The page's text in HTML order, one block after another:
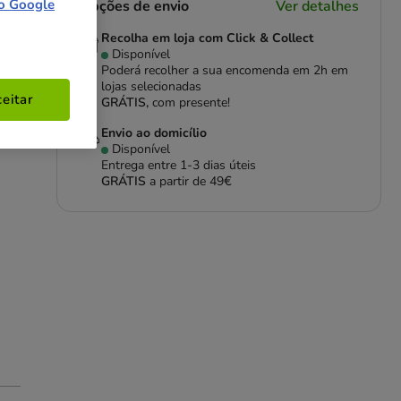
Opções de envio Ver detalhes
Recolha em loja com Click & Collect
Disponível
Poderá recolher a sua encomenda em 2h em
lojas selecionadas
GRÁTIS,com presente!
Envio ao domicílio
Disponível
Entrega entre 1-3 dias úteis
GRÁTIS a partir de 49€
Google